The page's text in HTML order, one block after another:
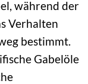
während der
Verhalten
bestimmt.
Gabelöle